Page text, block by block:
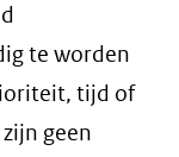
te worden
tijd of
geen